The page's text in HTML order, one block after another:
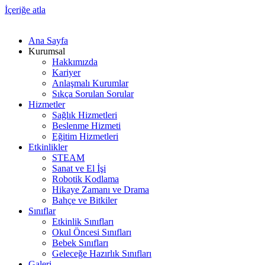
İçeriğe atla
Ana Sayfa
Kurumsal
Hakkımızda
Kariyer
Anlaşmalı Kurumlar
Sıkça Sorulan Sorular
Hizmetler
Sağlık Hizmetleri
Beslenme Hizmeti
Eğitim Hizmetleri
Etkinlikler
STEAM
Sanat ve El İşi
Robotik Kodlama
Hikaye Zamanı ve Drama
Bahçe ve Bitkiler
Sınıflar
Etkinlik Sınıfları
Okul Öncesi Sınıfları
Bebek Sınıfları
Geleceğe Hazırlık Sınıfları